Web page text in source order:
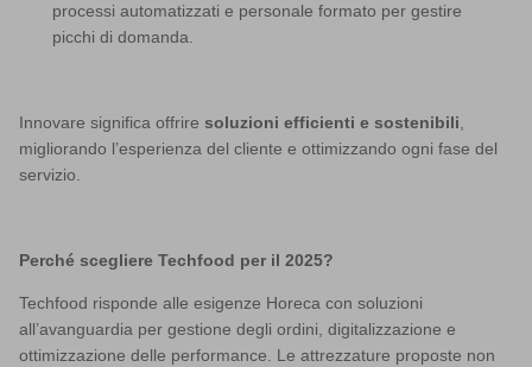
processi automatizzati e personale formato per gestire
picchi di domanda.
Innovare significa offrire soluzioni efficienti e sostenibili,
migliorando l’esperienza del cliente e ottimizzando ogni fase del
servizio.
Perché scegliere Techfood per il 2025?
Techfood risponde alle esigenze Horeca con soluzioni
all’avanguardia per gestione degli ordini, digitalizzazione e
ottimizzazione delle performance. Le attrezzature proposte non